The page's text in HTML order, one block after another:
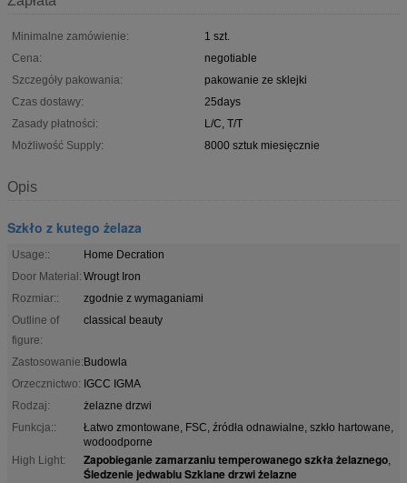
Minimalne zamówienie:
1 szt.
Cena:
negotiable
Szczegóły pakowania:
pakowanie ze sklejki
Czas dostawy:
25days
Zasady płatności:
L/C, T/T
Możliwość Supply:
8000 sztuk miesięcznie
Opis
Szkło z kutego żelaza
Usage::
Home Decration
Door Material: Wrougt Iron
Rozmiar::
zgodnie z wymaganiami
Outline of
figure:
classical beauty
Zastosowanie:Budowla
Orzecznictwo: IGCC IGMA
Rodzaj:
żelazne drzwi
Funkcja::
Łatwo zmontowane, FSC, źródła odnawialne, szkło hartowane,
wodoodporne
High Light:
Zapobieganie zamarzaniu temperowanego szkła żelaznego,
Śledzenie jedwabiu Szklane drzwi żelazne